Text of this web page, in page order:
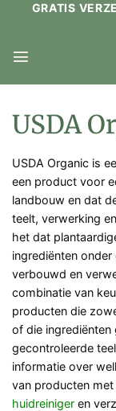
GRATIS
USDA
USDA Organic is
een product voor
landbouw en dat
teelt, verwerking
het dat
ingrediënten
verbouwd en
combinatie van
producten die
of die ingrediënten
gecontroleerde
informatie over
van producten
huidreiniger en